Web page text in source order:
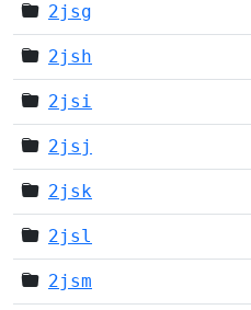
2jsg
2jsh
2jsi
2jsj
2jsk
2jsl
2jsm